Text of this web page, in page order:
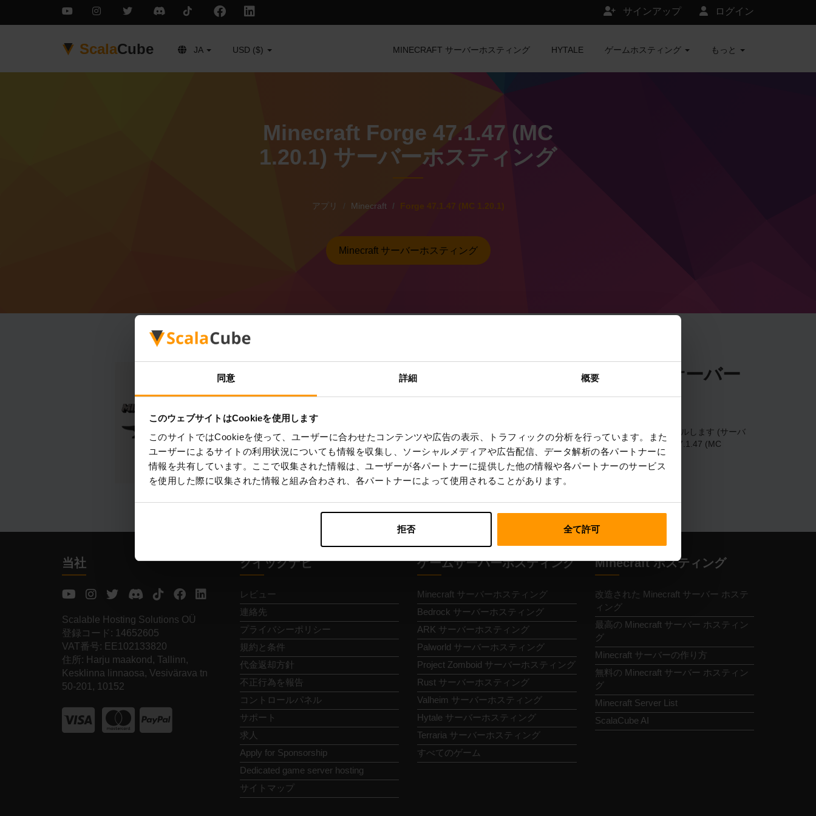
同意 詳細 概要
このウェブサイトはCookieを使用します
このサイトではCookieを使って、ユーザーに合わせたコンテンツや広告の表示、トラフィックの分析を行っています。また
ユーザーによるサイトの利用状況についても情報を収集し、ソーシャルメディアや広告配信、データ解析の各パートナーに
情報を共有しています。ここで収集された情報は、ユーザーが各パートナーに提供した他の情報や各パートナーのサービス
を使用した際に収集された情報と組み合わされ、各パートナーによって使用されることがあります。
拒否 全て許可
ログイン
サインアップ
ScalaCube JA USD ($) MINECRAFT サーバーホスティング HYTALE ゲームホスティング もっと
Minecraft Forge 47.1.47 (MC
1.20.1) サーバーホスティング
アプリ Minecraft Forge 47.1.47 (MC 1.20.1)
Minecraft サーバーホスティング
Minecraft Forge 47.1.47 (MC 1.20.1) サーバー
の作成方法
コントロール パネル から a Forge 47.1.47 (MC 1.20.1) サーバーをインストールします (サーバ
ー → サーバーを選択 → ゲームサーバー → ゲームサーバーを追加 → Forge 47.1.47 (MC
1.20.1))
サーバー上で楽しくプレイしてください!
当社
Scalable Hosting Solutions OÜ
登録コード: 14652605
VAT番号: EE102133820
住所: Harju maakond, Tallinn,
Kesklinna linnaosa, Vesivärava tn
50-201, 10152
クイックナビ
レビュー
連絡先
プライバシーポリシー
規約と条件
代金返却方針
不正行為を報告
コントロールパネル
サポート
求人
Apply for Sponsorship
Dedicated game server hosting
サイトマップ
ゲームサーバーホスティング
Minecraft サーバーホスティング
Bedrock サーバーホスティング
ARK サーバーホスティング
Palworld サーバーホスティング
Project Zomboid サーバーホスティング
Rust サーバーホスティング
Valheim サーバーホスティング
Hytale サーバーホスティング
Terraria サーバーホスティング
すべてのゲーム
Minecraft ホスティング
改造された Minecraft サーバー ホステ
ィング
最高の Minecraft サーバー ホスティン
グ
Minecraft サーバーの作り方
無料の Minecraft サーバー ホスティン
グ
Minecraft Server List
ScalaCube AI